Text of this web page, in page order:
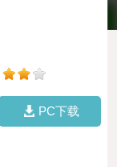
PC下载